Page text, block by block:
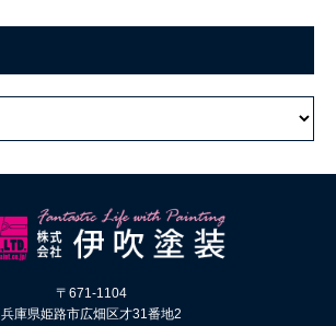
〒671-1104
兵庫県姫路市広畑区才31番地2